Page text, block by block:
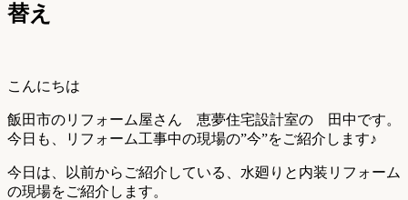
替え
こんにちは
飯田市のリフォーム屋さん 恵夢住宅設計室の 田中です。
今日も、リフォーム工事中の現場の”今”をご紹介します♪
今日は、以前からご紹介している、水廻りと内装リフォーム
の現場をご紹介します。